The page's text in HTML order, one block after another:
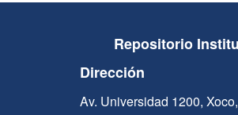
Repositorio
Dirección
Av. Universidad 1200,